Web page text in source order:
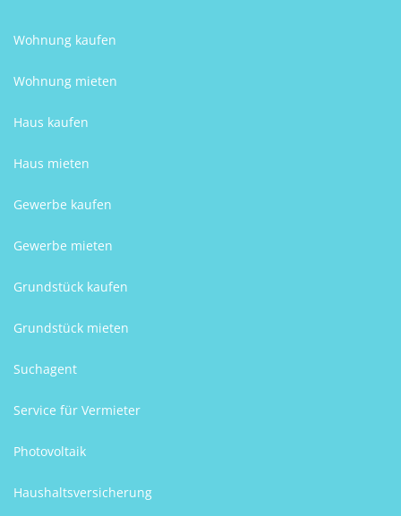
Wohnung kaufen
Wohnung mieten
Haus kaufen
Haus mieten
Gewerbe kaufen
Gewerbe mieten
Grundstück kaufen
Grundstück mieten
Suchagent
Service für Vermieter
Photovoltaik
Haushaltsversicherung